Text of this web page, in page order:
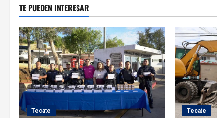
t
r
a
d
a
s
TE PUEDEN INTERESAR
Tecate Tecate